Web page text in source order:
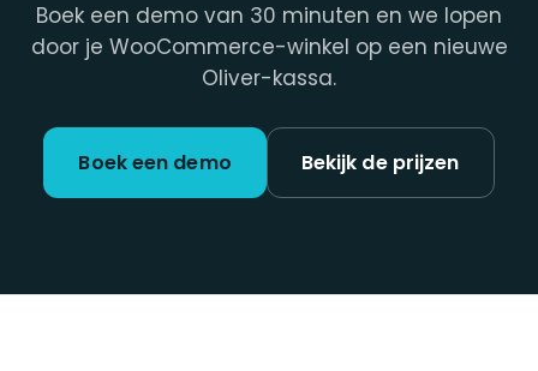
Boek een demo van 30 minuten en we lopen
door je WooCommerce-winkel op een nieuwe
Oliver-kassa.
Boek een demo Bekijk de prijzen